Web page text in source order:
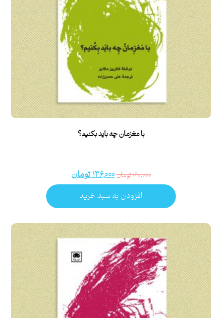
با مغزمان چه باید بکنیم؟
۱۶۰,۰۰۰تومان۱۳۶,۰۰۰تومان
افزودن به سبد خرید